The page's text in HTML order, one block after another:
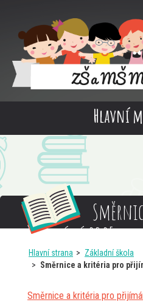
Hlavní
přijímání 2025
Hlavní strana
Základní škola
Směrnice a kritéria pro
Směrnice a kritéria pro